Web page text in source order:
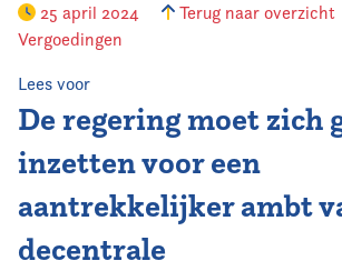
25 april 2024 Terug naar overzicht
Vergoedingen
Lees voor
De regering moet zich
inzetten voor een
aantrekkelijker ambt
decentrale